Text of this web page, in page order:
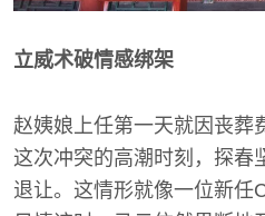
立威术破情感绑架
赵姨娘上任第一天就因丧葬
这次冲突的高潮时刻，探春
退让。这情形就像一位新任